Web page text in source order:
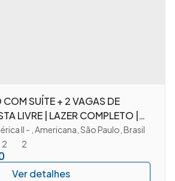
SUÍTE + 2 VAGAS DE
LIVRE | LAZER COMPLETO |
II Americana São Paulo Brasil
2 2